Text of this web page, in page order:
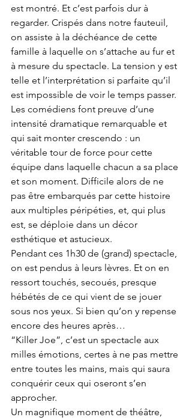
est montré. Et c’est parfois dur à
regarder. Crispés dans notre fauteuil,
on assiste à la déchéance de cette
famille à laquelle on s’attache au fur et
à mesure du spectacle. La tension y est
telle et l’interprétation si parfaite qu’il
est impossible de voir le temps passer.
Les comédiens font preuve d’une
intensité dramatique remarquable et
qui sait monter crescendo : un
véritable tour de force pour cette
équipe dans laquelle chacun a sa place
et son moment. Difficile alors de ne
pas être embarqués par cette histoire
aux multiples péripéties, et, qui plus
est, se déploie dans un décor
esthétique et astucieux.
Pendant ces 1h30 de (grand) spectacle,
on est pendus à leurs lèvres. Et on en
ressort touchés, secoués, presque
hébétés de ce qui vient de se jouer
sous nos yeux. Si bien qu’on y repense
encore des heures après…
“Killer Joe”, c’est un spectacle aux
milles émotions, certes à ne pas mettre
entre toutes les mains, mais qui saura
conquérir ceux qui oseront s’en
approcher.
Un magnifique moment de théâtre,